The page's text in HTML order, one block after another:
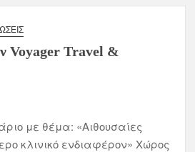
Voyager Travel &
με θέμα: «Αιθουσαίες
κλινικό ενδιαφέρον» Χώρος